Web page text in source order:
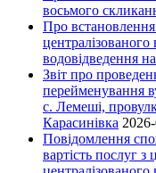
восьмого
Про
централізованого
водовідведення
Звіт про
перейменування
с. Лемеші,
Карасинівка
Повідомлення
вартість послуг з